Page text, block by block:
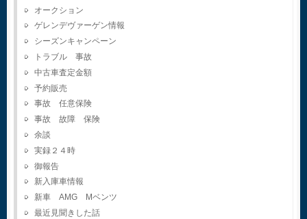
オークション
ゲレンデヴァーゲン情報
シーズンキャンペーン
トラブル 事故
中古車査定金額
予約販売
事故 任意保険
事故 故障 保険
余談
実録２４時
御報告
新入庫車情報
新車 AMG Mベンツ
最近見聞きした話